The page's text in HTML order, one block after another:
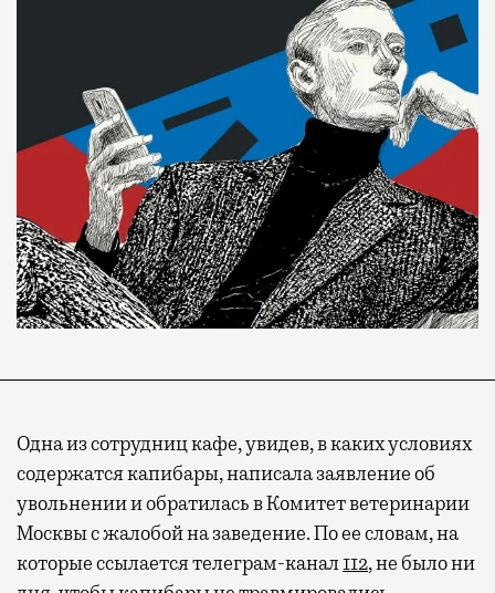
Одна из сотрудниц кафе, увидев, в каких условиях
содержатся капибары, написала заявление об
увольнении и обратилась в Комитет ветеринарии
Москвы с жалобой на заведение. По ее словам, на
которые ссылается телеграм-канал112, не было ни